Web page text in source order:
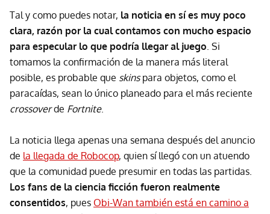
Tal y como puedes notar, la noticia en sí es muy poco
clara, razón por la cual contamos con mucho espacio
para especular lo que podría llegar al juego . Si
tomamos la confirmación de la manera más literal
posible, es probable que skinspara objetos, como el
paracaídas, sean lo único planeado para el más reciente
crossoverde Fortnite.
La noticia llega apenas una semana después del anuncio
de la llegada de Robocop, quien sí llegó con un atuendo
que la comunidad puede presumir en todas las partidas.
Los fans de la ciencia ficción fueron realmente
consentidos, pues Obi-Wan también está en camino a